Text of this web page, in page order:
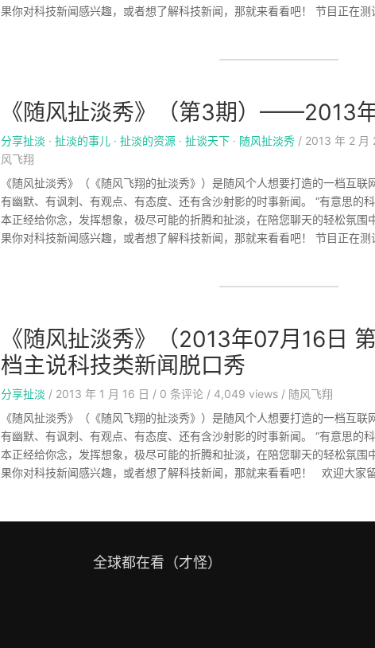
果你对科技新闻感兴趣，或者想了解科技新闻，那就来看看吧！ 节目正在
《随风扯淡秀》（第3期）——2013
分享扯淡 · 扯淡的事儿 · 扯淡的资源 · 扯谈天下 · 随风扯淡秀 / 2013 年 2 月
风飞翔
《随风扯淡秀》（《随风飞翔的扯淡秀》）是随风个人想要打造的一档互联
有幽默、有讽刺、有观点、有态度、还有含沙射影的时事新闻。 “有意思的
本正经给你念，发挥想象，极尽可能的折腾和扯淡，在陪您聊天的轻松氛围
果你对科技新闻感兴趣，或者想了解科技新闻，那就来看看吧！ 节目正在
《随风扯淡秀》（2013年07月16日
档主说科技类新闻脱口秀
分享扯淡 / 2013 年 1 月 16 日 / 0 条评论 / 4,049 views / 随风飞翔
《随风扯淡秀》（《随风飞翔的扯淡秀》）是随风个人想要打造的一档互联
有幽默、有讽刺、有观点、有态度、还有含沙射影的时事新闻。 “有意思的
本正经给你念，发挥想象，极尽可能的折腾和扯淡，在陪您聊天的轻松氛围
果你对科技新闻感兴趣，或者想了解科技新闻，那就来看看吧！ 欢迎大家
全球都在看（才怪）